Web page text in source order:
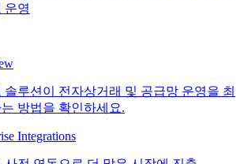
운영
솔루션이 전자상거래 및 공급망 운영을 최
방법을 확인하세요.
Integrations